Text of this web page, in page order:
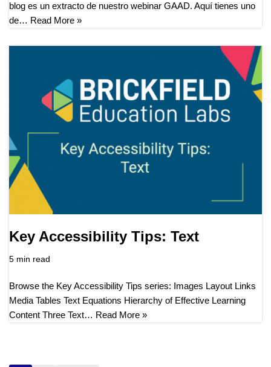
blog es un extracto de nuestro webinar GAAD. Aquí tienes uno
de… Read More »
Key Accessibility Tips: Text
5 min read
Browse the Key Accessibility Tips series: Images Layout Links
Media Tables Text Equations Hierarchy of Effective Learning
Content Three Text… Read More »